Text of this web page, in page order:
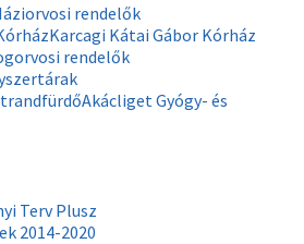
rendelők
Karcagi Kátai Gábor Kórház
rendelők
Akácliget Gyógy- és
Terv Plusz
2014-2020